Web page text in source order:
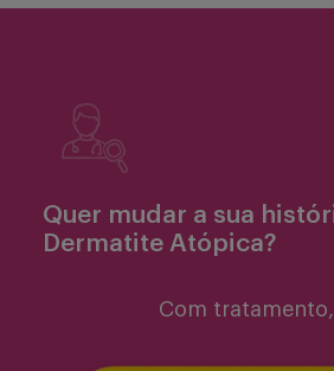
Quer mudar a sua
Dermatite Atópica?
Com tratamento,